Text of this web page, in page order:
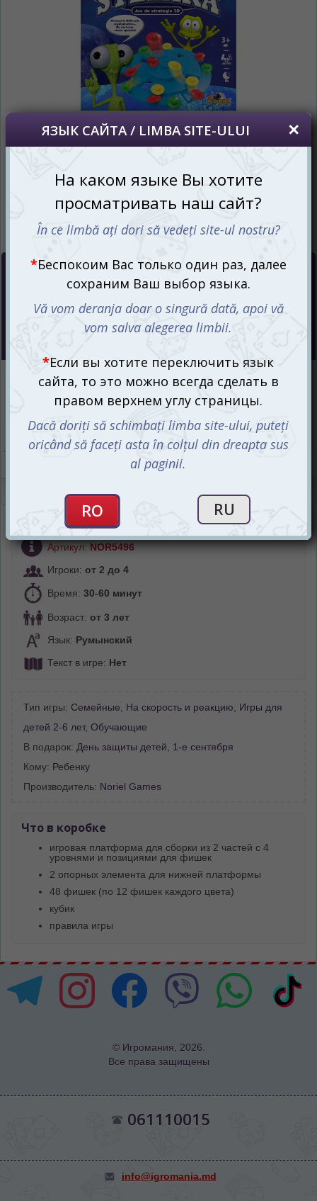
Цена :
160
Интернет-магазин
Есть в наличии
Магазин “Игромания”
Есть в наличии
Описание
Артикул:NOR5496
Игроки: от 2 до 4
Время: 30-60 минут
Возраст: от 3 лет
Язык: Румынский
Текст в игре: Нет
Тип игры: Семейные На скорость и реакцию
Игры для
детей 2-6 лет, Обучающие
В подарок: День защиты детей
1-е сентября
Кому: Ребенку
Производитель: Noriel Games
Что в коробке
игровая платформа для сборки из 2 частей с 4
уровнями и позициями для фишек
2 опорных элемента для нижней платформы
48 фишек (по 12 фишек каждого цвета)
кубик
правила игры
© Игромания, 2026.
Все права защищены
061110015
info@igromania.md
Если вы хотите переключить язык
сайта, то это можно всегда сделать в
правом верхнем углу страницы.
Dacă doriți să schimbați limba site-ului, puteți
oricând să faceți asta în colțul din dreapta sus
al paginii.
RU